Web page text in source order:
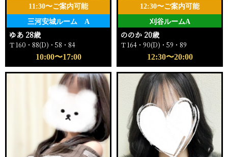
三河安城ルーム A
11:30〜ご案内可能
ゆあ 28歳
Ｔ160・88(D)・58・84
10:00〜17:00
刈谷ルームA
12:30〜ご案内可能
ののか 20歳
Ｔ164・90(D)・59・89
12:30〜20:00